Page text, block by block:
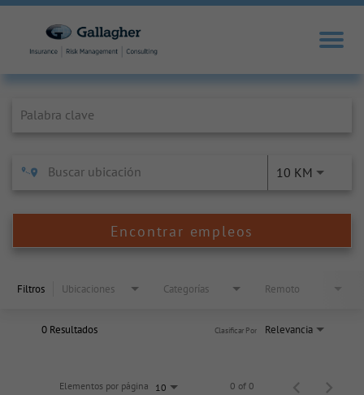
10 KM
Encontrar empleos
Filtros Ubicaciones Categorías Remoto
0 Resultados Relevancia
Clasificar Por
Elementos por página 10 0 of 0